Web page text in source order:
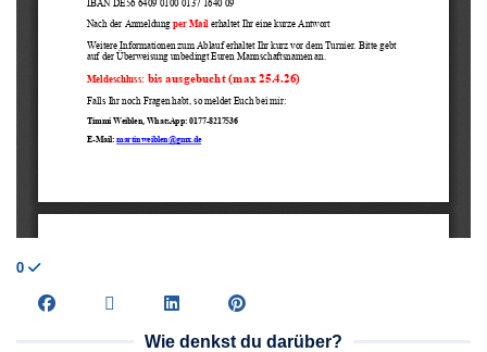
0
Wie denkst du darüber?